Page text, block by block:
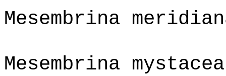
Mesembrina
Mesembrina mystacea